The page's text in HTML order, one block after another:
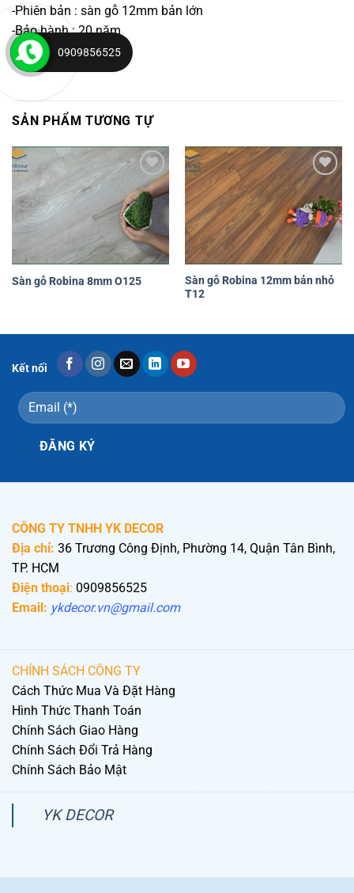
-Phiên bản : sàn gỗ 12mm bản lớn
-Bảo hành : 20 năm
-Xuất xứ : Malaysia
SẢN PHẨM TƯƠNG TỰ
Yêu
thích
Sàn gỗ Robina 8mm O125
Yêu
thích
Sàn gỗ Robina 12mm bản nhỏ
T12
Kết nối
CÔNG TY TNHH YK DECOR
Địa chỉ: 36 Trương Công Định, Phường 14, Quận Tân Bình,
TP. HCM
Điện thoại: 0909856525
Email: ykdecor.vn@gmail.com
CHÍNH SÁCH CÔNG TY
Cách Thức Mua Và Đặt Hàng
Hình Thức Thanh Toán
Chính Sách Giao Hàng
Chính Sách Đổi Trả Hàng
Chính Sách Bảo Mật
YK DECOR
0909856525